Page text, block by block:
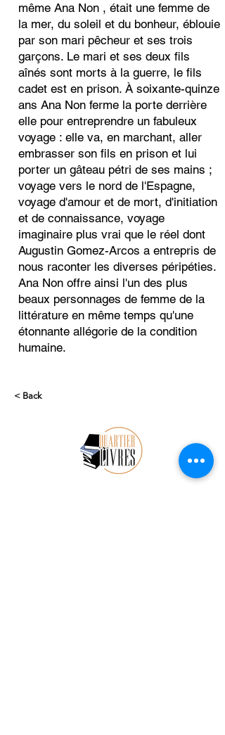
même Ana Non , était une femme de
la mer, du soleil et du bonheur, éblouie
par son mari pêcheur et ses trois
garçons. Le mari et ses deux fils
aînés sont morts à la guerre, le fils
cadet est en prison. À soixante-quinze
ans Ana Non ferme la porte derrière
elle pour entreprendre un fabuleux
voyage : elle va, en marchant, aller
embrasser son fils en prison et lui
porter un gâteau pétri de ses mains ;
voyage vers le nord de l'Espagne,
voyage d'amour et de mort, d'initiation
et de connaissance, voyage
imaginaire plus vrai que le réel dont
Augustin Gomez-Arcos a entrepris de
nous raconter les diverses péripéties.
Ana Non offre ainsi l'un des plus
beaux personnages de femme de la
littérature en même temps qu'une
étonnante allégorie de la condition
humaine.
< Back